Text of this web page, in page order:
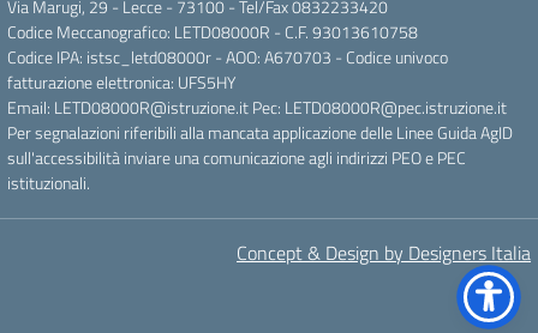
Via Marugi, 29 - Lecce - 73100 - Tel/Fax 0832233420
Codice Meccanografico: LETD08000R - C.F. 93013610758
Codice IPA: istsc_letd08000r - AOO: A670703 - Codice univoco
fatturazione elettronica: UFS5HY
Email: LETD08000R@istruzione.it Pec: LETD08000R@pec.istruzione.it
Per segnalazioni riferibili alla mancata applicazione delle Linee Guida AgID
sull'accessibilità inviare una comunicazione agli indirizzi PEO e PEC
istituzionali.
Concept & Design by Designers Italia